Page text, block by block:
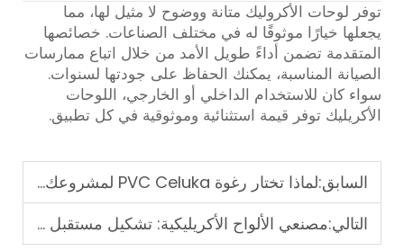
توفر لوحات الأكروليك متانة ووضوح لا مثيل لها، مما
يجعلها خيارًا موثوقًا له في مختلف الصناعات. خصائصها
المتقدمة تضمن أداءً طويل الأمد من خلال اتباع ممارسات
الصيانة المناسبة، يمكنك الحفاظ على جودتها لسنوات.
سواء كان للاستخدام الداخلي أو الخارجي، اللوحات
الأكريليك توفر قيمة استثنائية وموثوقية في كل تطبيق.
السابق:لماذا تختار رغوة PVC Celuka لمشروعك التالي
التالي:مصنعي الألواح الأكريليكية: تشكيل مستقبل البلاستيك